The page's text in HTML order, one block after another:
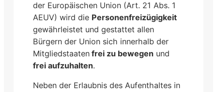
der Europäischen Union (Art. 21 Abs. 1
AEUV) wird die Personenfreizügigkeit
gewährleistet und gestattet allen
Bürgern der Union sich innerhalb der
Mitgliedstaaten frei zu bewegen und
frei aufzuhalten.
Neben der Erlaubnis des Aufenthaltes in